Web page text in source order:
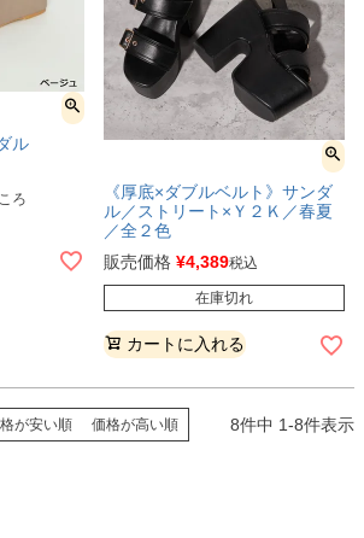
ル
ろ
《厚底×ダブルベルト》サンダ
ル／ストリート×Ｙ２Ｋ／春夏
／全２色
販売価格 ¥4,389税込
在庫切れ
カートに入れる
が安い順 価格が高い順 8件中 1-8件表示